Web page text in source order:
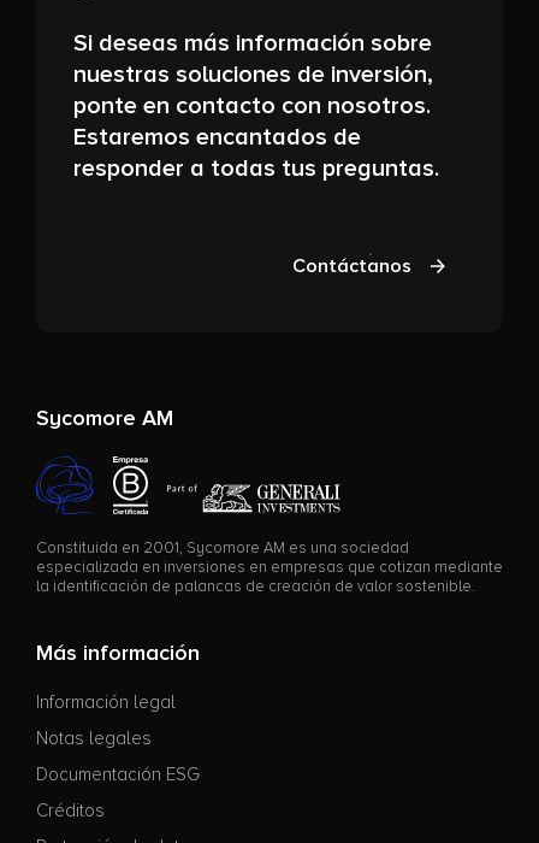
Si deseas más información sobre
nuestras soluciones de inversión,
ponte en contacto con nosotros.
Estaremos encantados de
responder a todas tus preguntas.
Contáctanos
Sycomore AM
Constituida en 2001, Sycomore AM es una sociedad
especializada en inversiones en empresas que cotizan mediante
la identificación de palancas de creación de valor sostenible.
Más información
Información legal
Notas legales
Documentación ESG
Créditos